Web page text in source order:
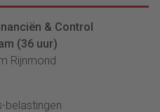
& Control
(36 uur)
Rijnmond
belastingen